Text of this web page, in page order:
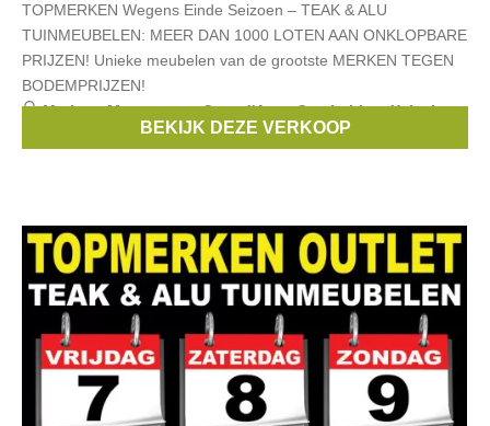
TOPMERKEN Wegens Einde Seizoen – TEAK & ALU
TUINMEUBELEN: MEER DAN 1000 LOTEN AAN ONKLOPBARE
PRIJZEN! Unieke meubelen van de grootste MERKEN TEGEN
BODEMPRIJZEN!
Merken:Mamagreen,Cote d'Azur,Castle-Line,Xcluziv,
BEKIJK DEZE VERKOOP